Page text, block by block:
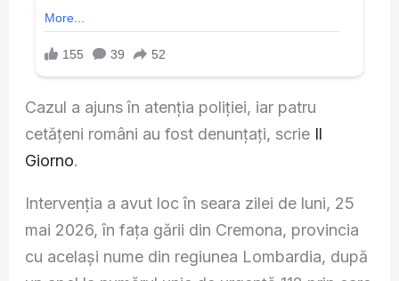
Cazul a ajuns în atenția poliției, iar patru
cetățeni români au fost denunțați, scrie Il
Giorno.
Intervenția a avut loc în seara zilei de luni, 25
mai 2026, în fața gării din Cremona, provincia
cu același nume din regiunea Lombardia, după